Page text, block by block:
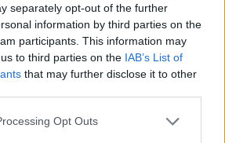
separately opt-out of the further
information by third parties on the
participants. This information may
to third parties on the IAB’s List of
that may further disclose it to other
Opt Outs